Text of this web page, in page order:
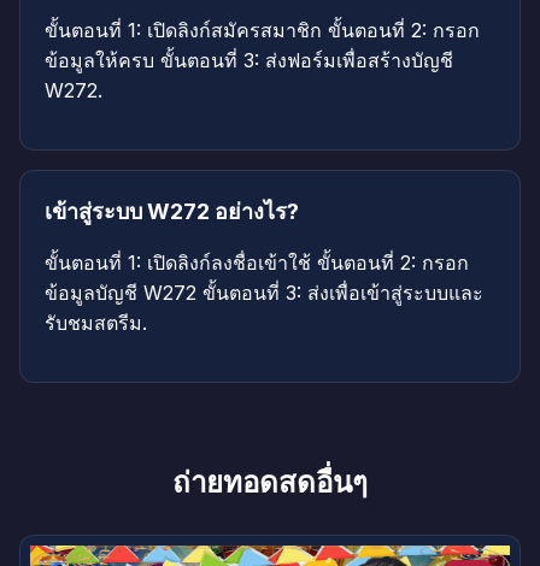
ขั้นตอนที่ 1: เปิดลิงก์สมัครสมาชิก ขั้นตอนที่ 2: กรอก
ข้อมูลให้ครบ ขั้นตอนที่ 3: ส่งฟอร์มเพื่อสร้างบัญชี
W272.
เข้าสู่ระบบ W272 อย่างไร?
ขั้นตอนที่ 1: เปิดลิงก์ลงชื่อเข้าใช้ ขั้นตอนที่ 2: กรอก
ข้อมูลบัญชี W272 ขั้นตอนที่ 3: ส่งเพื่อเข้าสู่ระบบและ
รับชมสตรีม.
ถ่ายทอดสดอื่นๆ